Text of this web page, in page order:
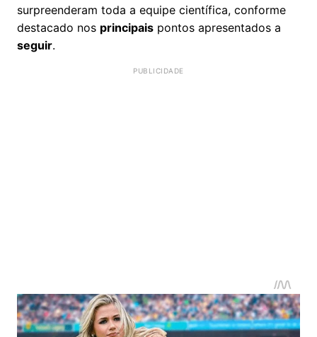
surpreenderam toda a equipe científica, conforme
destacado nos principais pontos apresentados a
seguir.